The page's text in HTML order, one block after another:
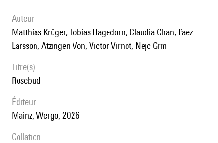
auteur
Matthias Krüger, Tobias Hagedorn, Claudia Chan, Paez
Larsson, Atzingen Von, Victor Virnot, Nejc Grm
titre(s)
Rosebud
éditeur
Mainz, Wergo, 2026
collation